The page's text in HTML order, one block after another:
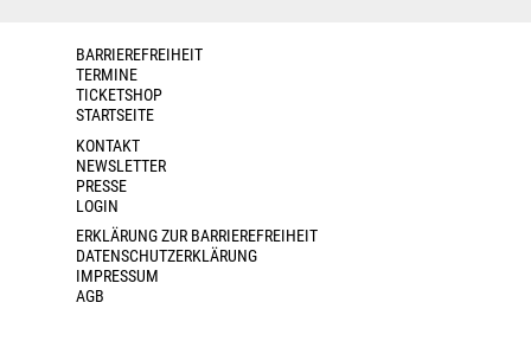
BARRIEREFREIHEIT
TERMINE
TICKETSHOP
STARTSEITE
KONTAKT
NEWSLETTER
PRESSE
LOGIN
ERKLÄRUNG ZUR BARRIEREFREIHEIT
DATENSCHUTZERKLÄRUNG
IMPRESSUM
AGB